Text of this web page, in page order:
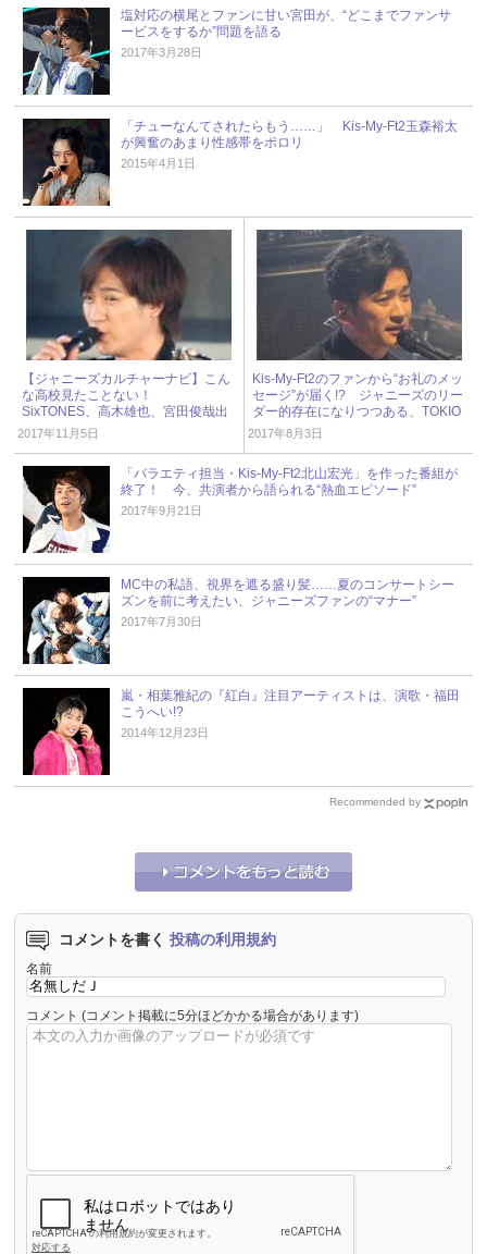
塩対応の横尾とファンに甘い宮田が、“どこまでファンサ
ービスをするか”問題を語る
2017年3月28日
「チューなんてされたらもう……」 Kis-My-Ft2玉森裕太
が興奮のあまり性感帯をポロリ
2015年4月1日
【ジャニーズカルチャーナビ】こん
な高校見たことない！
SixTONES、高木雄也、宮田俊哉出
演 ドラマ『私立バカレア高校』
2017年11月5日
Kis-My-Ft2のファンから“お礼のメッ
セージ”が届く!? ジャニーズのリー
ダー的存在になりつつある、TOKIO
国分太一
2017年8月3日
「バラエティ担当・Kis-My-Ft2北山宏光」を作った番組が
終了！ 今、共演者から語られる“熱血エピソード”
2017年9月21日
MC中の私語、視界を遮る盛り髪……夏のコンサートシー
ズンを前に考えたい、ジャニーズファンの“マナー”
2017年7月30日
嵐・相葉雅紀の『紅白』注目アーティストは、演歌・福田
こうへい!?
2014年12月23日
Recommended by
コメントを書く 投稿の利用規約
名前
コメント (コメント掲載に5分ほどかかる場合があります)